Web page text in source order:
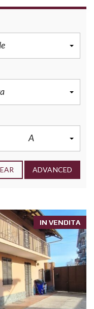
A
ADVANCED
IN VENDITA